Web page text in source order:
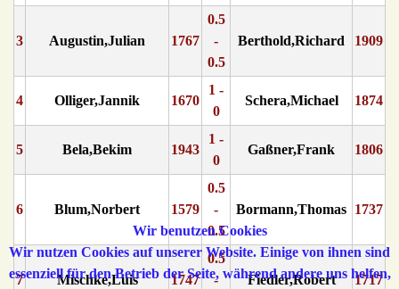
3 Augustin,Julian 1767
0.5
-
0.5
Berthold,Richard 1909
4 Olliger,Jannik 1670
1 -
0
Schera,Michael 1874
5 Bela,Bekim 1943
1 -
0
Gaßner,Frank 1806
6 Blum,Norbert 1579
0.5
-
0.5
Bormann,Thomas 1737
7 Mischke,Luis 1747
0.5
-
Fiedler,Robert 1717
Wir benutzen Cookies
Wir nutzen Cookies auf unserer Website. Einige von ihnen sind
essenziell für den Betrieb der Seite, während andere uns helfen,